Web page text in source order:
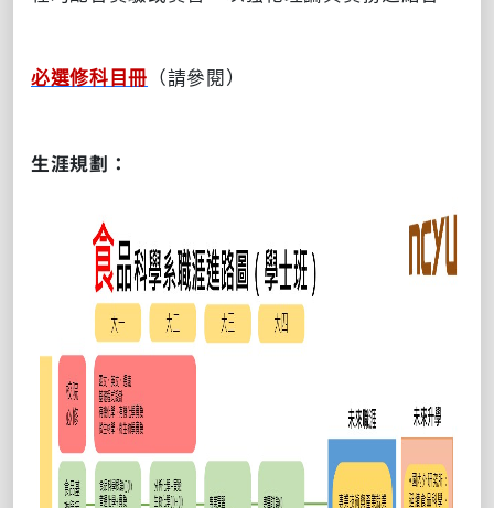
必選修科目冊 （請參閱）
生涯規劃：